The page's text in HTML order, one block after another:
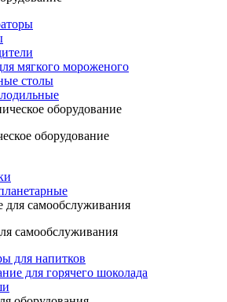
мягкого мороженого
столы
оборудование
самообслуживания
для напитков
для горячего шоколада